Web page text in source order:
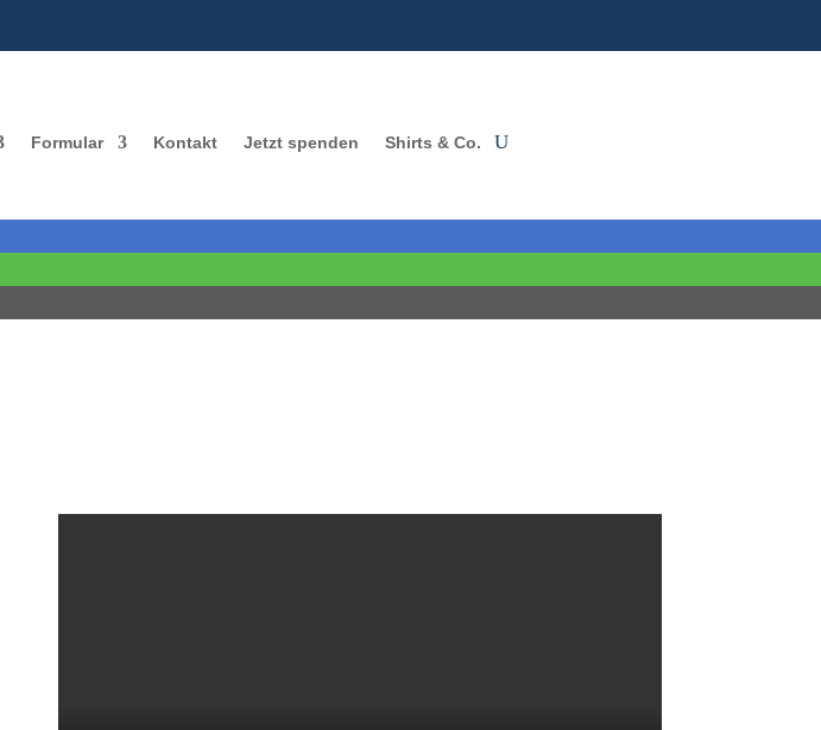
Formular Kontakt Jetzt spenden Shirts & Co.